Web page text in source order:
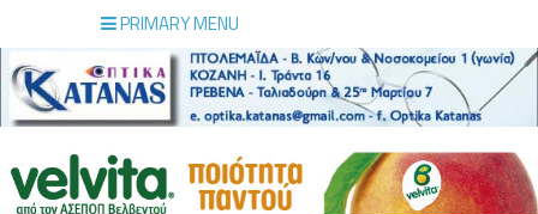
PRIMARY MENU